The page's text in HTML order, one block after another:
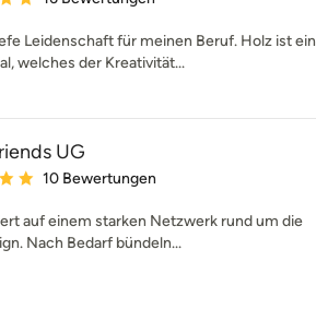
Leidenschaft für meinen Beruf. Holz ist ein
welches der Kreativität...
UG
Bewertung: 4.9 von 5 Sternen
10 Bewertungen
auf einem starken Netzwerk rund um die
Nach Bedarf bündeln...